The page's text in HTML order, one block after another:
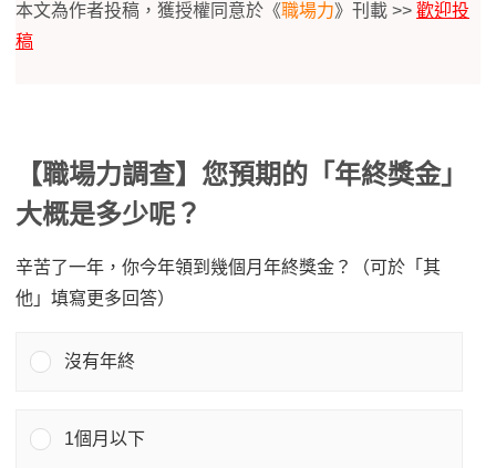
本文為作者投稿，獲授權同意於《職場力》刊載 >> 歡迎投
稿
【職場力調查】您預期的「年終獎金」
大概是多少呢？
辛苦了一年，你今年領到幾個月年終獎金？（可於「其
他」填寫更多回答）
沒有年終
1個月以下